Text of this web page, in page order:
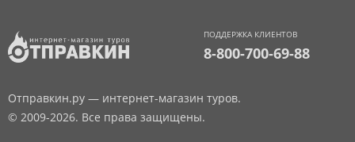
ПОДДЕРЖКА КЛИЕНТОВ
8-800-700-69-88
Отправкин.ру — интернет-магазин туров.
© 2009-2026. Все права защищены.